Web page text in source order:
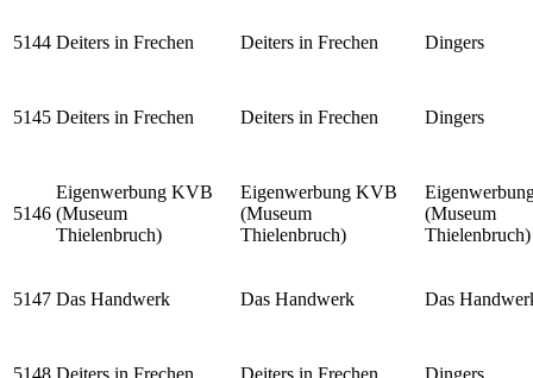
5144 Deiters in Frechen Deiters in Frechen Dingers
5145 Deiters in Frechen Deiters in Frechen Dingers
5146
Eigenwerbung KVB
(Museum
Thielenbruch)
Eigenwerbung KVB
(Museum
Thielenbruch)
(Museum
Thielenbruch)
5147 Das Handwerk Das Handwerk Das
5148 Deiters in Frechen Deiters in Frechen Dingers